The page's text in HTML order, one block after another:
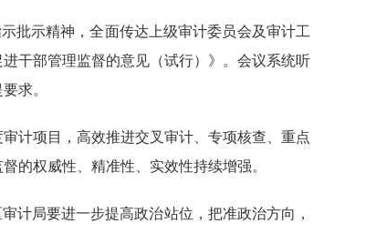
批示精神，全面传达上级审计委员会及审计工
干部管理监督的意见（试行）》。会议系统听
求。
计项目，高效推进交叉审计、专项核查、重点
的权威性、精准性、实效性持续增强。
计局要进一步提高政治站位，把准政治方向，